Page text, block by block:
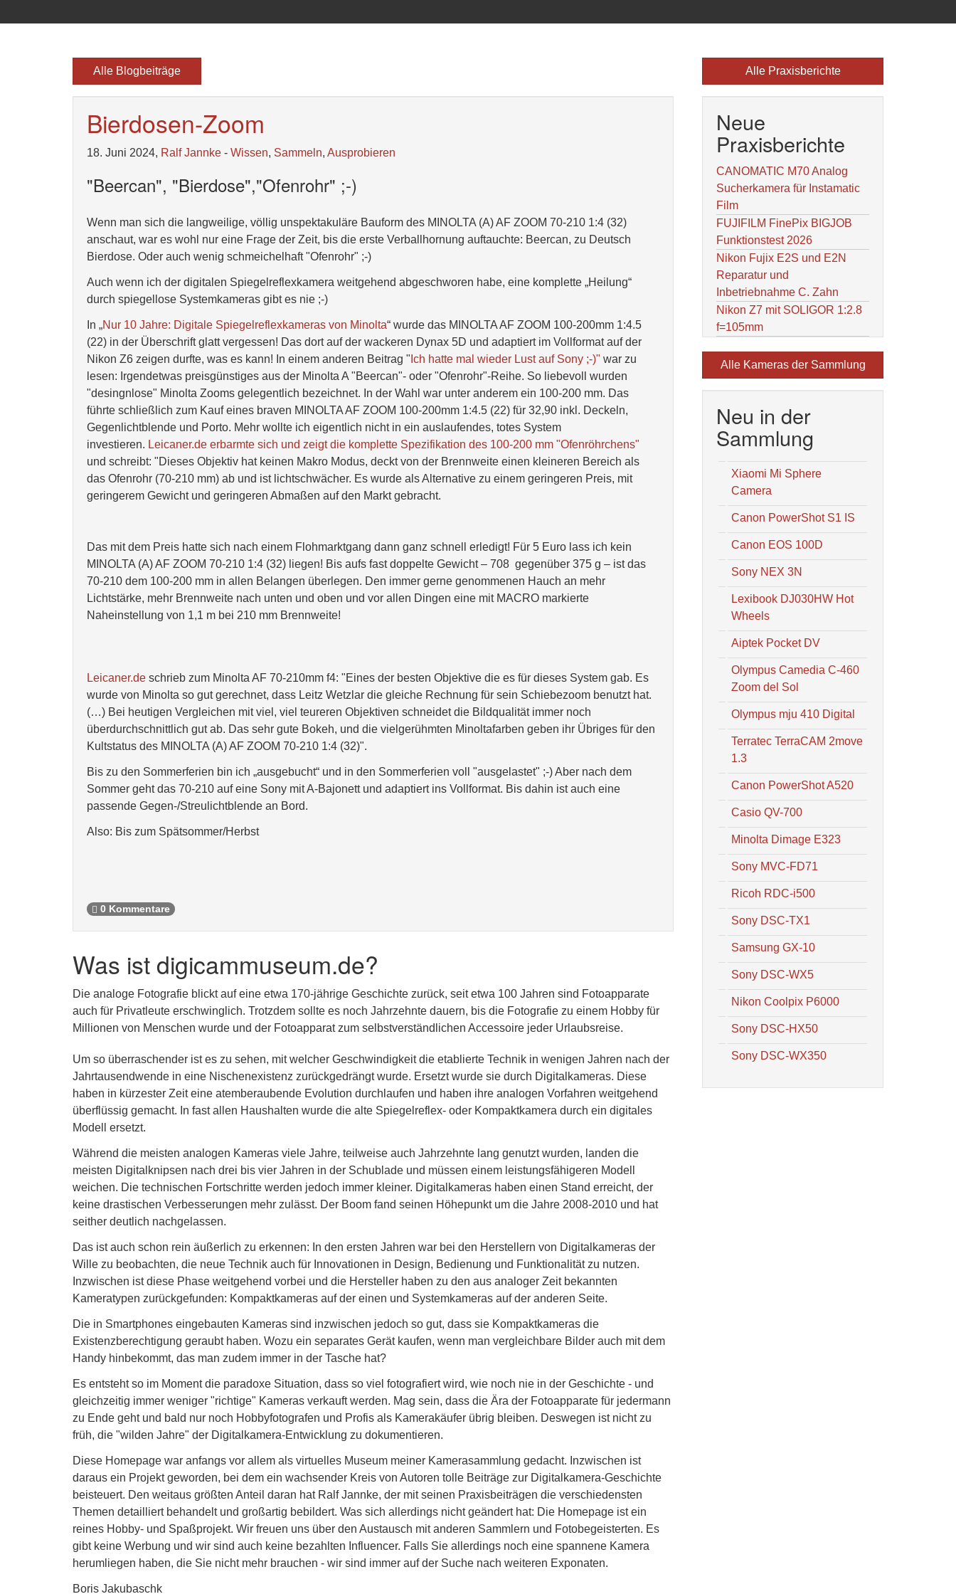
Alle Blogbeiträge
Bierdosen-Zoom
18. Juni 2024, Ralf Jannke - Wissen, Sammeln, Ausprobieren
"Beercan", "Bierdose","Ofenrohr" ;-)
Wenn man sich die langweilige, völlig unspektakuläre Bauform des MINOLTA (A) AF ZOOM 70-210 1:4 (32)
anschaut, war es wohl nur eine Frage der Zeit, bis die erste Verballhornung auftauchte: Beercan, zu Deutsch
Bierdose. Oder auch wenig schmeichelhaft "Ofenrohr" ;-)
Auch wenn ich der digitalen Spiegelreflexkamera weitgehend abgeschworen habe, eine komplette „Heilung“
durch spiegellose Systemkameras gibt es nie ;-)
In „Nur 10 Jahre: Digitale Spiegelreflexkameras von Minolta“ wurde das MINOLTA AF ZOOM 100-200mm 1:4.5
(22) in der Überschrift glatt vergessen! Das dort auf der wackeren Dynax 5D und adaptiert im Vollformat auf der
Nikon Z6 zeigen durfte, was es kann! In einem anderen Beitrag " Ich hatte mal wieder Lust auf Sony ;-)" war zu
lesen: Irgendetwas preisgünstiges aus der Minolta A "Beercan"- oder "Ofenrohr"-Reihe. So liebevoll wurden
"desingnlose" Minolta Zooms gelegentlich bezeichnet. In der Wahl war unter anderem ein 100-200 mm. Das
führte schließlich zum Kauf eines braven MINOLTA AF ZOOM 100-200mm 1:4.5 (22) für 32,90 inkl. Deckeln,
Gegenlichtblende und Porto. Mehr wollte ich eigentlich nicht in ein auslaufendes, totes System
investieren. Leicaner.de erbarmte sich und zeigt die komplette Spezifikation des 100-200 mm "Ofenröhrchens"
und schreibt: "Dieses Objektiv hat keinen Makro Modus, deckt von der Brennweite einen kleineren Bereich als
das Ofenrohr (70-210 mm) ab und ist lichtschwächer. Es wurde als Alternative zu einem geringeren Preis, mit
geringerem Gewicht und geringeren Abmaßen auf den Markt gebracht.
Das mit dem Preis hatte sich nach einem Flohmarktgang dann ganz schnell erledigt! Für 5 Euro lass ich kein
MINOLTA (A) AF ZOOM 70-210 1:4 (32) liegen! Bis aufs fast doppelte Gewicht – 708 gegenüber 375 g – ist das
70-210 dem 100-200 mm in allen Belangen überlegen. Den immer gerne genommenen Hauch an mehr
Lichtstärke, mehr Brennweite nach unten und oben und vor allen Dingen eine mit MACRO markierte
Naheinstellung von 1,1 m bei 210 mm Brennweite!
Leicaner.de schrieb zum Minolta AF 70-210mm f4: "Eines der besten Objektive die es für dieses System gab. Es
wurde von Minolta so gut gerechnet, dass Leitz Wetzlar die gleiche Rechnung für sein Schiebezoom benutzt hat.
(…) Bei heutigen Vergleichen mit viel, viel teureren Objektiven schneidet die Bildqualität immer noch
überdurchschnittlich gut ab. Das sehr gute Bokeh, und die vielgerühmten Minoltafarben geben ihr Übriges für den
Kultstatus des MINOLTA (A) AF ZOOM 70-210 1:4 (32)".
Bis zu den Sommerferien bin ich „ausgebucht“ und in den Sommerferien voll "ausgelastet" ;-) Aber nach dem
Sommer geht das 70-210 auf eine Sony mit A-Bajonett und adaptiert ins Vollformat. Bis dahin ist auch eine
passende Gegen-/Streulichtblende an Bord.
Also: Bis zum Spätsommer/Herbst
0 Kommentare
Was ist digicammuseum.de?
Die analoge Fotografie blickt auf eine etwa 170-jährige Geschichte zurück, seit etwa 100 Jahren sind Fotoapparate
auch für Privatleute erschwinglich. Trotzdem sollte es noch Jahrzehnte dauern, bis die Fotografie zu einem Hobby für
Millionen von Menschen wurde und der Fotoapparat zum selbstverständlichen Accessoire jeder Urlaubsreise.
Um so überraschender ist es zu sehen, mit welcher Geschwindigkeit die etablierte Technik in wenigen Jahren nach der
Jahrtausendwende in eine Nischenexistenz zurückgedrängt wurde. Ersetzt wurde sie durch Digitalkameras. Diese
haben in kürzester Zeit eine atemberaubende Evolution durchlaufen und haben ihre analogen Vorfahren weitgehend
überflüssig gemacht. In fast allen Haushalten wurde die alte Spiegelreflex- oder Kompaktkamera durch ein digitales
Modell ersetzt.
Während die meisten analogen Kameras viele Jahre, teilweise auch Jahrzehnte lang genutzt wurden, landen die
meisten Digitalknipsen nach drei bis vier Jahren in der Schublade und müssen einem leistungsfähigeren Modell
weichen. Die technischen Fortschritte werden jedoch immer kleiner. Digitalkameras haben einen Stand erreicht, der
keine drastischen Verbesserungen mehr zulässt. Der Boom fand seinen Höhepunkt um die Jahre 2008-2010 und hat
seither deutlich nachgelassen.
Das ist auch schon rein äußerlich zu erkennen: In den ersten Jahren war bei den Herstellern von Digitalkameras der
Wille zu beobachten, die neue Technik auch für Innovationen in Design, Bedienung und Funktionalität zu nutzen.
Inzwischen ist diese Phase weitgehend vorbei und die Hersteller haben zu den aus analoger Zeit bekannten
Kameratypen zurückgefunden: Kompaktkameras auf der einen und Systemkameras auf der anderen Seite.
Die in Smartphones eingebauten Kameras sind inzwischen jedoch so gut, dass sie Kompaktkameras die
Existenzberechtigung geraubt haben. Wozu ein separates Gerät kaufen, wenn man vergleichbare Bilder auch mit dem
Handy hinbekommt, das man zudem immer in der Tasche hat?
Es entsteht so im Moment die paradoxe Situation, dass so viel fotografiert wird, wie noch nie in der Geschichte - und
gleichzeitig immer weniger "richtige" Kameras verkauft werden. Mag sein, dass die Ära der Fotoapparate für jedermann
zu Ende geht und bald nur noch Hobbyfotografen und Profis als Kamerakäufer übrig bleiben. Deswegen ist nicht zu
früh, die "wilden Jahre" der Digitalkamera-Entwicklung zu dokumentieren.
Diese Homepage war anfangs vor allem als virtuelles Museum meiner Kamerasammlung gedacht. Inzwischen ist
daraus ein Projekt geworden, bei dem ein wachsender Kreis von Autoren tolle Beiträge zur Digitalkamera-Geschichte
beisteuert. Den weitaus größten Anteil daran hat Ralf Jannke, der mit seinen Praxisbeiträgen die verschiedensten
Themen detailliert behandelt und großartig bebildert. Was sich allerdings nicht geändert hat: Die Homepage ist ein
reines Hobby- und Spaßprojekt. Wir freuen uns über den Austausch mit anderen Sammlern und Fotobegeisterten. Es
gibt keine Werbung und wir sind auch keine bezahlten Influencer. Falls Sie allerdings noch eine spannene Kamera
herumliegen haben, die Sie nicht mehr brauchen - wir sind immer auf der Suche nach weiteren Exponaten.
Boris Jakubaschk
Alle Praxisberichte
Neue
Praxisberichte
CANOMATIC M70 Analog
Sucherkamera für Instamatic
Film
FUJIFILM FinePix BIGJOB
Funktionstest 2026
Nikon Fujix E2S und E2N
Reparatur und
Inbetriebnahme C. Zahn
Nikon Z7 mit SOLIGOR 1:2.8
f=105mm
Alle Kameras der Sammlung
Neu in der
Sammlung
Xiaomi Mi Sphere
Camera
Canon PowerShot S1 IS
Canon EOS 100D
Sony NEX 3N
Lexibook DJ030HW Hot
Wheels
Aiptek Pocket DV
Olympus Camedia C-460
Zoom del Sol
Olympus mju 410 Digital
Terratec TerraCAM 2move
1.3
Canon PowerShot A520
Casio QV-700
Minolta Dimage E323
Sony MVC-FD71
Ricoh RDC-i500
Sony DSC-TX1
Samsung GX-10
Sony DSC-WX5
Nikon Coolpix P6000
Sony DSC-HX50
Sony DSC-WX350